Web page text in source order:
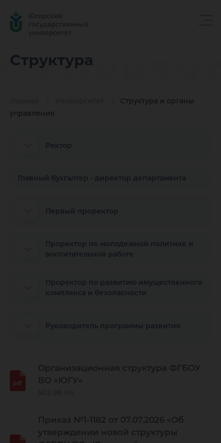
Структура
Структура и органы
управления
Ректор
Главный бухгалтер - директор департамента
Первый проректор
Проректор по молодежной политике и
воспитательной работе
Проректор по развитию имущественного
комплекса и безопасности
Руководитель программы развития
Организационная структура ФГБОУ
ВО «ЮГУ»
Приказ №1-1182 от 07.07.2026 «Об
утверждении новой структуры